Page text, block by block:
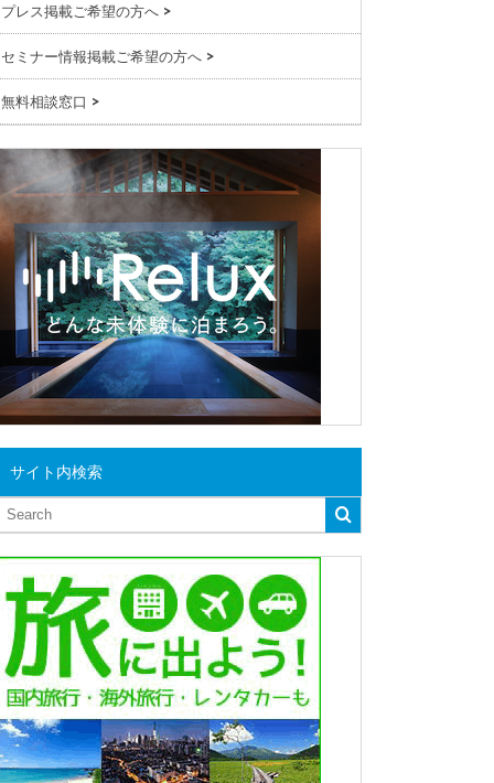
プレス掲載ご希望の方へ >
セミナー情報掲載ご希望の方へ >
無料相談窓口 >
サイト内検索